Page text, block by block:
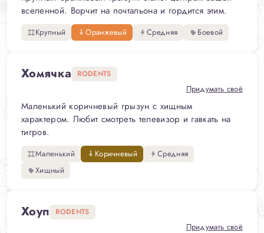
вселенной. Ворчит на почтальона и гордится этим.
Крупный Оранжевый Средняя Боевой
Хомячка RODENTS
Придумать своё
Маленький коричневый грызун с хищным
характером. Любит смотреть телевизор и гавкать на
тигров.
Маленький Коричневый
Средняя
Хищный
Хоуп RODENTS
Придумать своё